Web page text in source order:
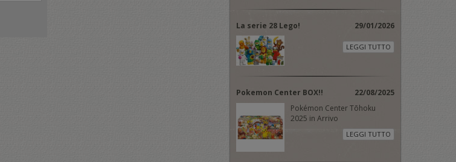
La serie 28 Lego! 29/01/2026
LEGGI TUTTO
Pokemon Center BOX!!
22/08/2025
Pokémon Center Tōhoku
2025 in Arrivo
LEGGI TUTTO